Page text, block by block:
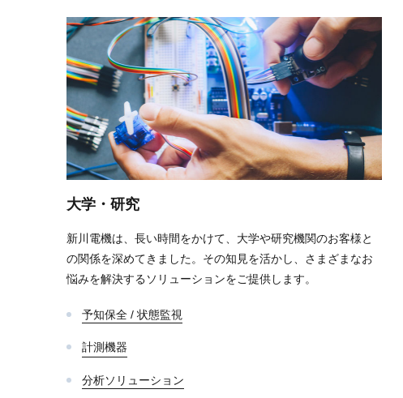
大学・研究
新川電機は、長い時間をかけて、大学や研究機関のお客様と
の関係を深めてきました。その知見を活かし、さまざまなお
悩みを解決するソリューションをご提供します。
予知保全 / 状態監視
計測機器
分析ソリューション